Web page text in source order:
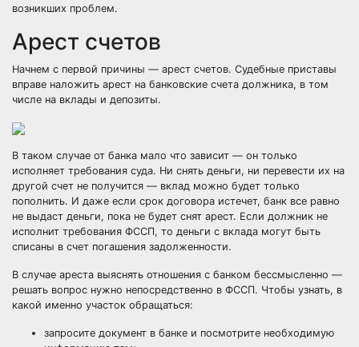
возникших проблем.
Арест счетов
Начнем с первой причины — арест счетов. Судебные приставы
вправе наложить арест на банковские счета должника, в том
числе на вклады и депозиты.
В таком случае от банка мало что зависит — он только
исполняет требования суда. Ни снять деньги, ни перевести их на
другой счет не получится — вклад можно будет только
пополнить. И даже если срок договора истечет, банк все равно
не выдаст деньги, пока не будет снят арест. Если должник не
исполнит требования ФССП, то деньги с вклада могут быть
списаны в счет погашения задолженности.
В случае ареста выяснять отношения с банком бессмысленно —
решать вопрос нужно непосредственно в ФССП. Чтобы узнать, в
какой именно участок обращаться:
запросите документ в банке и посмотрите необходимую